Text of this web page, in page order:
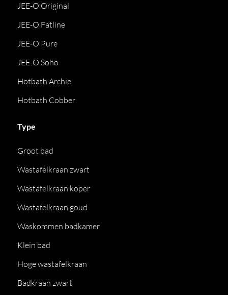
JEE-O Original
JEE-O Fatline
JEE-O Pure
JEE-O Soho
Hotbath Archie
Hotbath Cobber
Type
Groot bad
Wastafelkraan zwart
Wastafelkraan koper
Wastafelkraan goud
Waskommen badkamer
Klein bad
Hoge wastafelkraan
Badkraan zwart